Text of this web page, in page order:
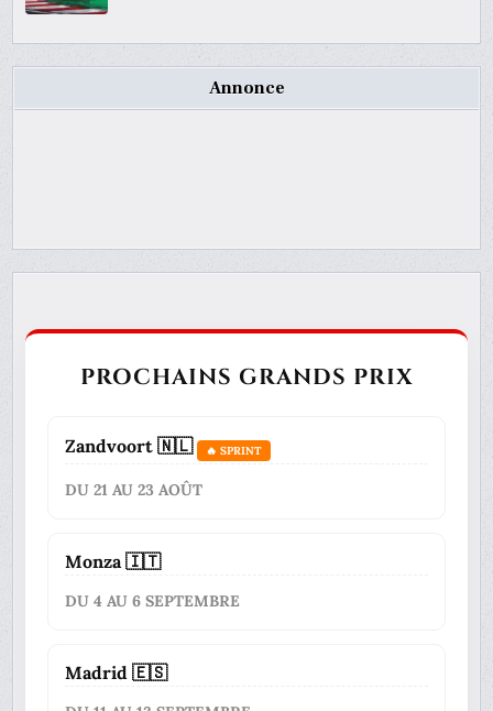
Annonce
PROCHAINS GRANDS PRIX
Zandvoort 🇳🇱 🔥 SPRINT
DU 21 AU 23 AOÛT
Monza 🇮🇹
DU 4 AU 6 SEPTEMBRE
Madrid 🇪🇸